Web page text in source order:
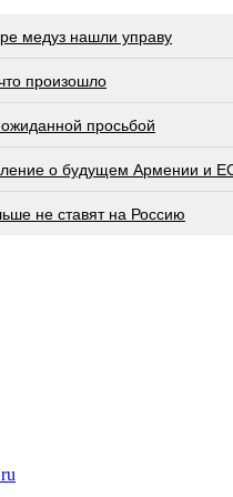
медуз нашли управу
произошло
просьбой
о будущем Армении и
не ставят на Россию